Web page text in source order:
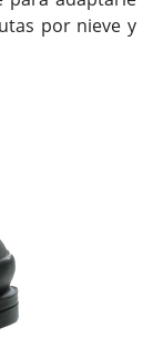
por nieve y